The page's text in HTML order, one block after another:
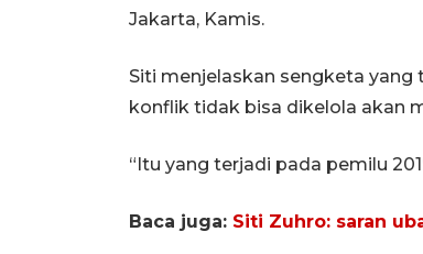
Jakarta, Kamis.
Siti menjelaskan sengketa
konflik tidak bisa dikelola akan
“Itu yang terjadi pada pemilu
Baca juga: Siti Zuhro: saran